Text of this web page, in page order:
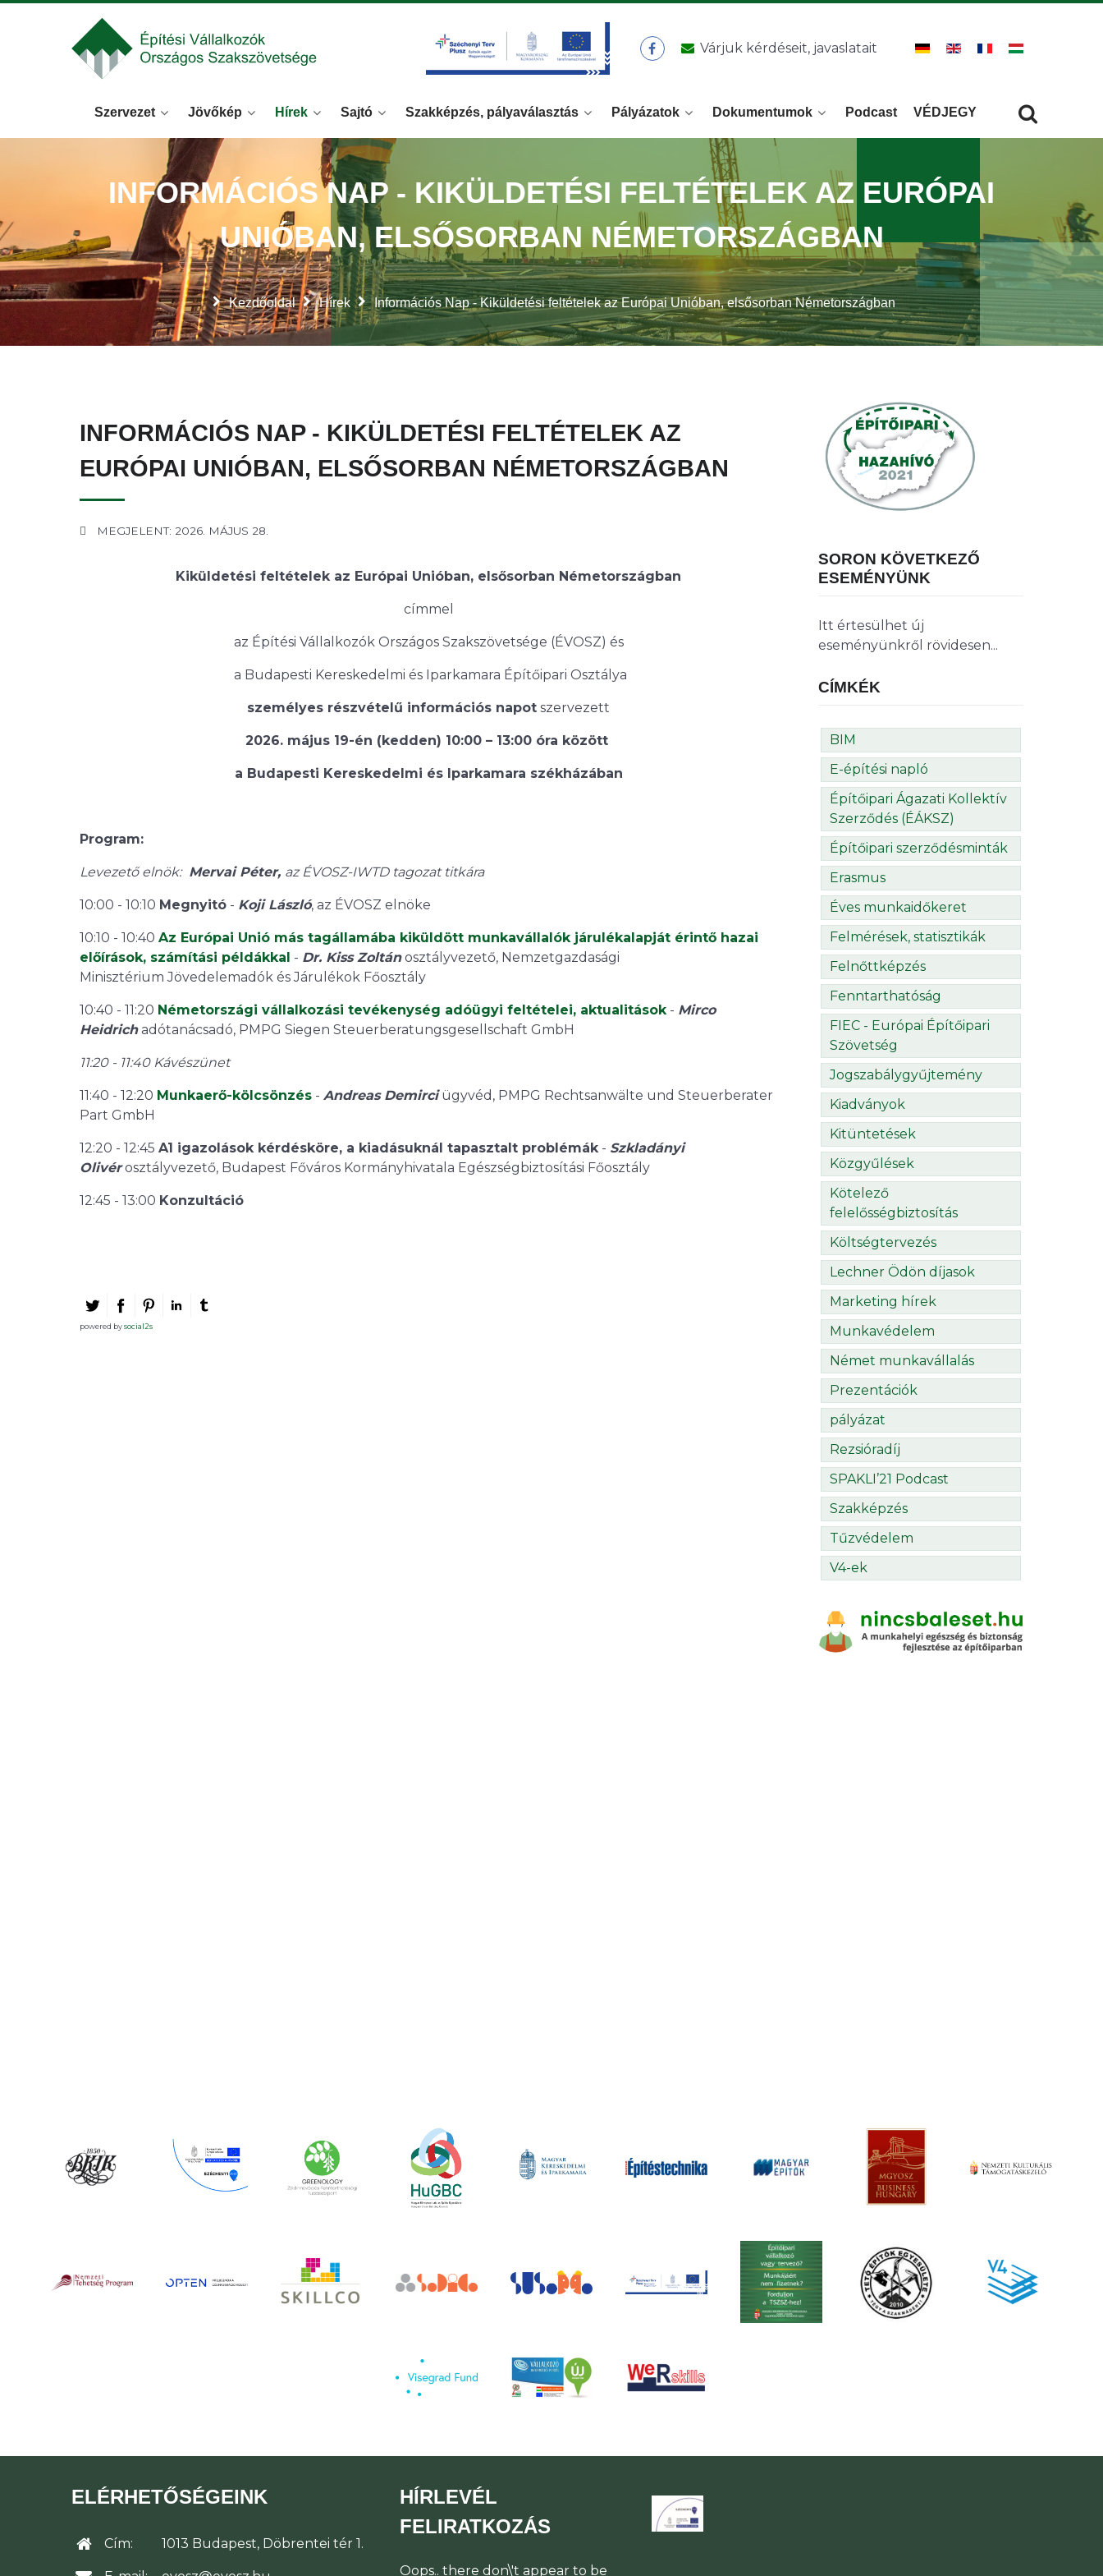
Várjuk kérdéseit, javaslatait
Szervezet Jövőkép Hírek Sajtó Szakképzés, pályaválasztás Pályázatok Dokumentumok Podcast VÉDJEGY
Kezdőoldal Hírek Információs Nap - Kiküldetési feltételek az Európai Unióban, elsősorban Németországban
INFORMÁCIÓS NAP - KIKÜLDETÉSI FELTÉTELEK AZ EURÓPAI
UNIÓBAN, ELSŐSORBAN NÉMETORSZÁGBAN
INFORMÁCIÓS NAP - KIKÜLDETÉSI FELTÉTELEK AZ
EURÓPAI UNIÓBAN, ELSŐSORBAN NÉMETORSZÁGBAN
MEGJELENT: 2026. MÁJUS 28.
Kiküldetési feltételek az Európai Unióban, elsősorban Németországban
címmel
az Építési Vállalkozók Országos Szakszövetsége (ÉVOSZ) és
a Budapesti Kereskedelmi és Iparkamara Építőipari Osztálya
személyes részvételű információs napot szervezett
2026. május 19-én (kedden) 10:00 – 13:00 óra között
a Budapesti Kereskedelmi és Iparkamara székházában
Program:
Levezető elnök: Mervai Péter, az ÉVOSZ-IWTD tagozat titkára
10:00 - 10:10 Megnyitó - Koji László, az ÉVOSZ elnöke
10:10 - 10:40 Az Európai Unió más tagállamába kiküldött munkavállalók járulékalapját érintő hazai
előírások, számítási példákkal - Dr. Kiss Zoltánosztályvezető, Nemzetgazdasági
Minisztérium Jövedelemadók és Járulékok Főosztály
10:40 - 11:20 Németországi vállalkozási tevékenység adóügyi feltételei, aktualitások- Mirco
Heidrichadótanácsadó, PMPG Siegen Steuerberatungsgesellschaft GmbH
11:20 - 11:40 Kávészünet
11:40 - 12:20 Munkaerő-kölcsönzés - Andreas Demirciügyvéd, PMPG Rechtsanwälte und Steuerberater
Part GmbH
12:20 - 12:45 A1 igazolások kérdésköre, a kiadásuknál tapasztalt problémák- Szkladányi
Olivérosztályvezető, Budapest Főváros Kormányhivatala Egészségbiztosítási Főosztály
12:45 - 13:00 Konzultáció
powered bysocial2s
SORON KÖVETKEZŐ
ESEMÉNYÜNK
Itt értesülhet új
eseményünkről rövidesen...
CÍMKÉK
BIM
E-építési napló
Építőipari Ágazati Kollektív
Szerződés (ÉÁKSZ)
Építőipari szerződésminták
Erasmus
Éves munkaidőkeret
Felmérések, statisztikák
Felnőttképzés
Fenntarthatóság
FIEC - Európai Építőipari
Szövetség
Jogszabálygyűjtemény
Kiadványok
Kitüntetések
Közgyűlések
Kötelező
felelősségbiztosítás
Költségtervezés
Lechner Ödön díjasok
Marketing hírek
Munkavédelem
Német munkavállalás
Prezentációk
pályázat
Rezsióradíj
SPAKLI’21 Podcast
Szakképzés
Tűzvédelem
V4-ek
ELÉRHETŐSÉGEINK
Cím: 1013 Budapest, Döbrentei tér 1.
HÍRLEVÉL
FELIRATKOZÁS
Oops.. there don\'t appear to be